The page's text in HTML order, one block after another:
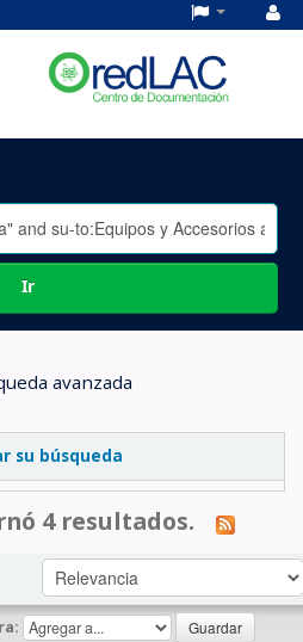
Ir
avanzada
su búsqueda
4 resultados.